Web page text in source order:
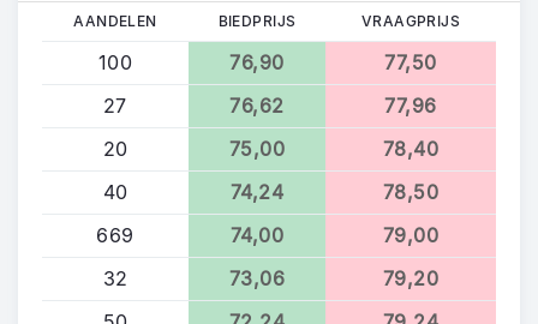
AANDELEN BIEDPRIJS VRAAGPRIJS
100 76,90
77,50
27
76,62
77,96
20
75,00
78,40
40
74,24
78,50
669
74,00
79,00
32
73,06
79,20